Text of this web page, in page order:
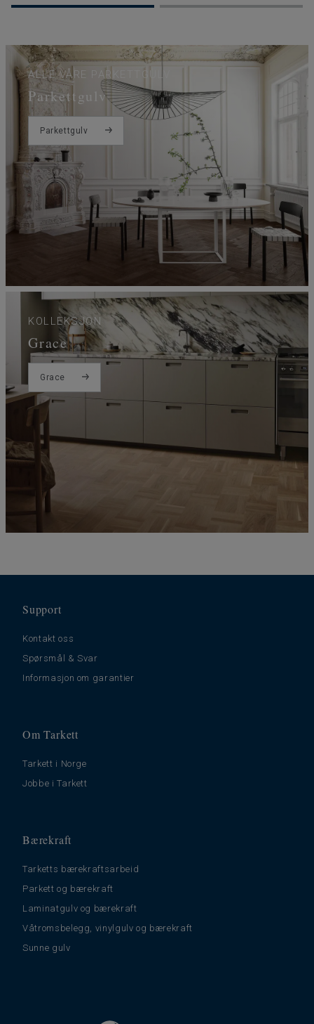
ALLE VÅRE PARKETTGULV
Parkettgulv
Parkettgulv
KOLLEKSJON
Grace
Grace
Support
Kontakt oss
Spørsmål & Svar
Informasjon om garantier
Om Tarkett
Tarkett i Norge
Jobbe i Tarkett
Bærekraft
Tarketts bærekraftsarbeid
Parkett og bærekraft
Laminatgulv og bærekraft
Våtromsbelegg, vinylgulv og bærekraft
Sunne gulv